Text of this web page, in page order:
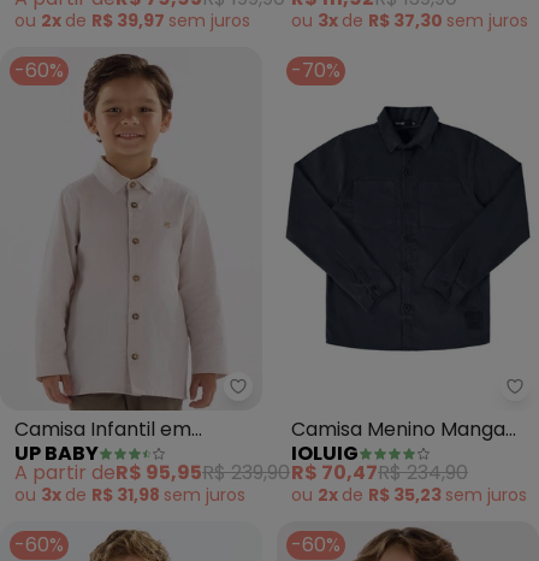
ou 2x de R$ 39,97 sem juros ou 3x de R$ 37,30 sem juros
-60%
Up Baby - Camisa Infantil em
Camisa Infantil em
Tecido Oxford (Bege)
UP BABY
A partir deR$ 95,95R$ 239,90
ou 3x de R$ 31,98 sem juros
-70%
Camisa Menino Manga
Longa Veludo Cotelê
(Preto)
IOLUIG
R$ 70,47R$ 234,90
ou 2x de R$ 35,23 sem juros
-60% -60%